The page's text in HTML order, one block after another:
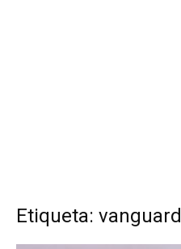
Etiqueta: